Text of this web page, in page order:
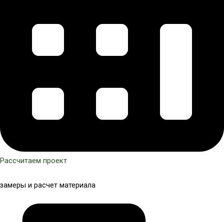
Рассчитаем проект
замеры и расчет материала